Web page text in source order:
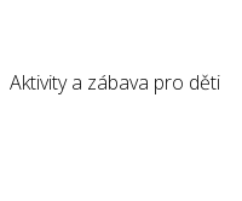
Aktivity a zábava pro děti